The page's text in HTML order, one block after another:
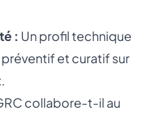
: Un profil technique
et curatif sur
collabore-t-il au